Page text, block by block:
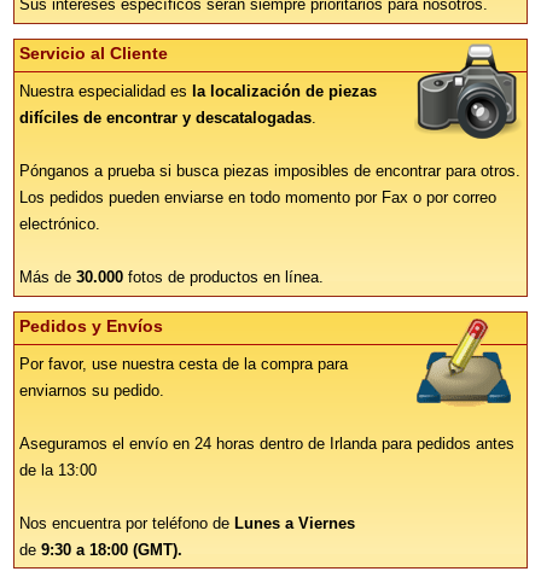
Sus intereses específicos serán siempre prioritarios para nosotros.
Servicio al Cliente
Nuestra especialidad es la localización de piezas
difíciles de encontrar y descatalogadas.
Pónganos a prueba si busca piezas imposibles de encontrar para otros.
Los pedidos pueden enviarse en todo momento por Fax o por correo
electrónico.
Más de 30.000fotos de productos en línea.
Pedidos y Envíos
Por favor, use nuestra cesta de la compra para
enviarnos su pedido.
Aseguramos el envío en 24 horas dentro de Irlanda para pedidos antes
de la 13:00
Nos encuentra por teléfono de Lunes a Viernes
de 9:30 a 18:00 (GMT).